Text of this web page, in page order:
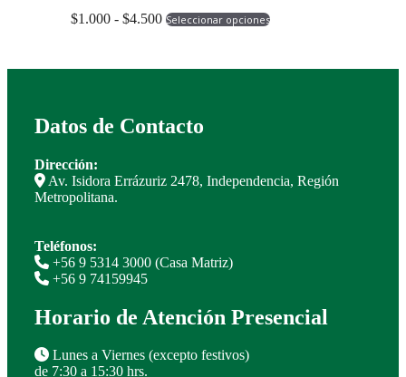
$1.000 - $4.500
Rango
de
Seleccionar opcionesproducto
en
la
Datos de Contacto
Dirección:
Av. Isidora Errázuriz 2478, Independencia, Región
Metropolitana.
Teléfonos:
+56 9 5314 3000 (Casa Matriz)
+56 9 74159945
Horario de Atención Presencial
Lunes a Viernes (excepto festivos)
de 7:30 a 15:30 hrs.